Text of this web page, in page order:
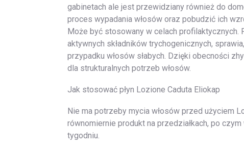
gabinetach ale jest przewidziany również do
proces wypadania włosów oraz pobudzić ich
Może być stosowany w celach profilaktycznych.
aktywnych składników trychogenicznych,
przypadku włosów słabych. Dzięki obecności
dla strukturalnych potrzeb włosów.
Jak stosować płyn Lozione Caduta Eliokap
Nie ma potrzeby mycia włosów przed użyciem
równomiernie produkt na przedziałkach, po
tygodniu.